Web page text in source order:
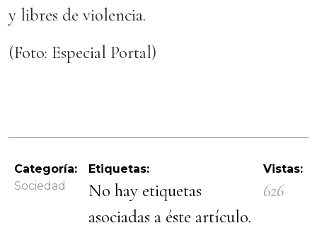
y libres de violencia.
(Foto: Especial Portal)
Categoría:
Sociedad
Etiquetas:
No hay etiquetas
asociadas a éste artículo.
Vistas:
626